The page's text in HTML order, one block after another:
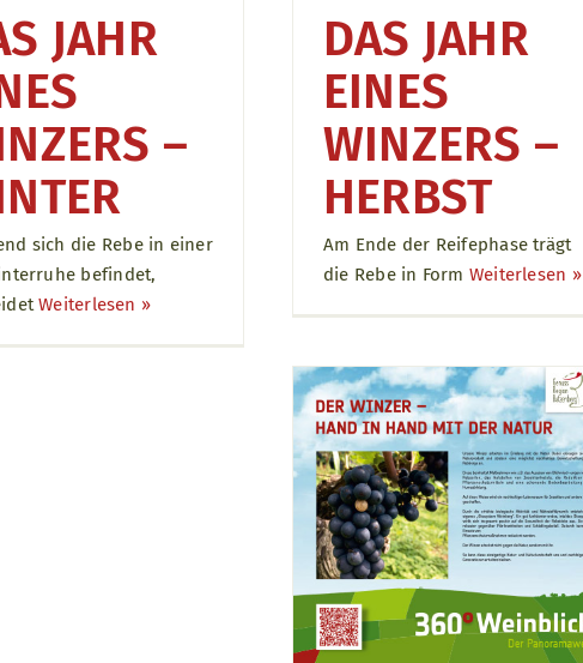
JAHR
–
sich die Rebe in einer
befindet,
Weiterlesen ››
DAS JAHR
EINES
WINZERS –
HERBST
Am Ende der Reifephase trägt
die Rebe in Form Weiterlesen ››